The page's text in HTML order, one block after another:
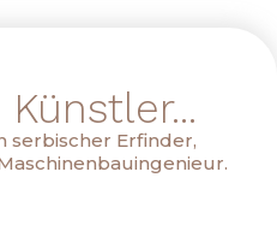
serbischer Erfinder,